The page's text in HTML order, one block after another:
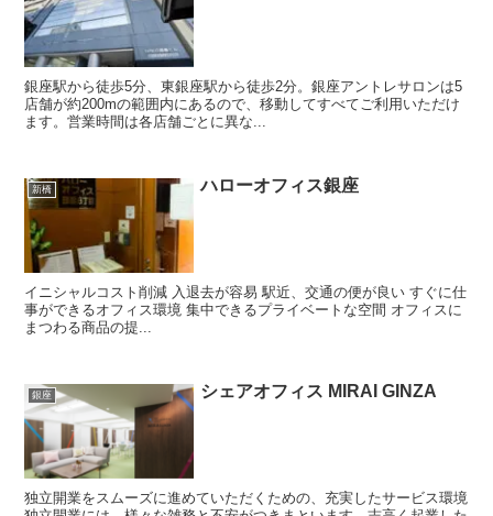
銀座駅から徒歩5分、東銀座駅から徒歩2分。銀座アントレサロンは5
店舗が約200mの範囲内にあるので、移動してすべてご利用いただけ
ます。営業時間は各店舗ごとに異な...
新橋 ハローオフィス銀座
イニシャルコスト削減 入退去が容易 駅近、交通の便が良い すぐに仕
事ができるオフィス環境 集中できるプライベートな空間 オフィスに
まつわる商品の提...
銀座 シェアオフィス MIRAI GINZA
独立開業をスムーズに進めていただくための、充実したサービス環境